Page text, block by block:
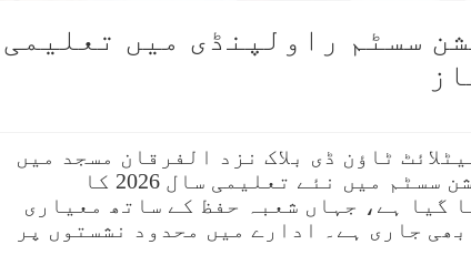
سسٹم راولپنڈی میں تعلیمی
ٹاؤن ڈی بلاک نزد الفرقان مسجد میں
قائم العلم ایجوکیشن سسٹم میں نئے تعلیمی سال 2026 کا
گیا ہے، جہاں شعبہ حفظ کے ساتھ معیاری
جاری ہے۔ ادارے میں محدود نشستوں پر